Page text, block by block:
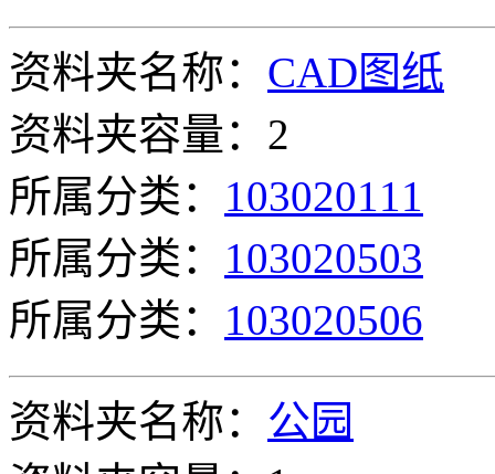
资料夹名称： CAD图纸
资料夹容量：2
所属分类： 103020111
所属分类： 103020503
所属分类： 103020506
资料夹名称： 公园